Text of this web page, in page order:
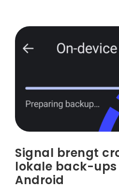
Signal brengt
lokale back-
Android